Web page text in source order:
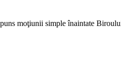
moţiunii simple înaintate